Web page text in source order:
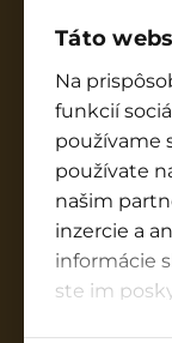
Táto
Na
funkcií
používame
používate
našim
inzercie a
informácie
ste im